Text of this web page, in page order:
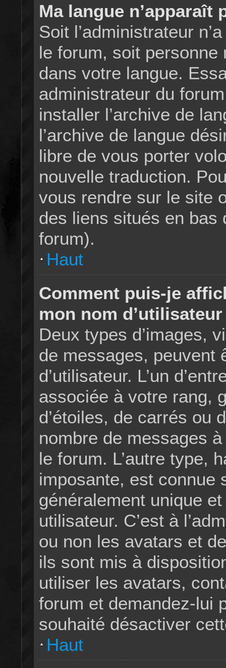
Ma langue n’apparaît
Soit l’administrateur
le forum, soit personne
dans votre langue.
administrateur du
installer l’archive de
l’archive de langue
libre de vous porter
nouvelle traduction.
vous rendre sur le site
des liens situés en bas
forum).
Haut
Comment puis-je
mon nom
Deux types d’images,
de messages, peuvent
d’utilisateur. L’un
associée à votre rang,
d’étoiles, de carrés ou
nombre de messages
le forum. L’autre type,
imposante, est connue
généralement unique
utilisateur. C’est à
ou non les avatars et
ils sont mis à
utiliser les avatars,
forum et demandez-lui
souhaité désactiver
Haut